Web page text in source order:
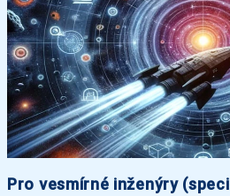
Pro vesmírné inženýry